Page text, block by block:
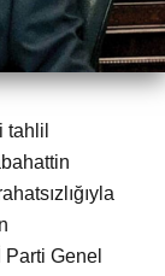
tahlil
Genel